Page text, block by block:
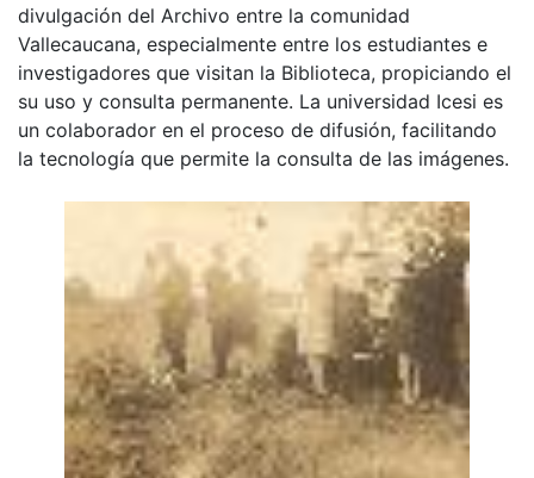
divulgación del Archivo entre la comunidad
Vallecaucana, especialmente entre los estudiantes e
investigadores que visitan la Biblioteca, propiciando el
su uso y consulta permanente. La universidad Icesi es
un colaborador en el proceso de difusión, facilitando
la tecnología que permite la consulta de las imágenes.